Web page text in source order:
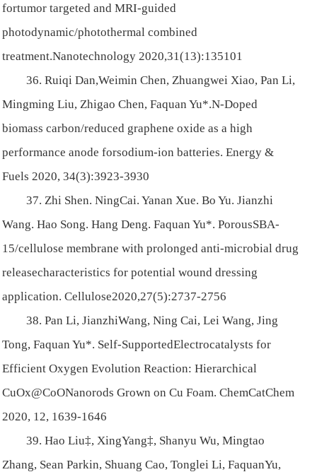
fortumor targeted and MRI-guided
photodynamic/photothermal combined
treatment.Nanotechnology 2020,31(13):135101
36. Ruiqi Dan,Weimin Chen, Zhuangwei Xiao, Pan Li,
Mingming Liu, Zhigao Chen, Faquan Yu*.N-Doped
biomass carbon/reduced graphene oxide as a high
performance anode forsodium-ion batteries. Energy &
Fuels 2020, 34(3):3923-3930
37. Zhi Shen. NingCai. Yanan Xue. Bo Yu. Jianzhi
Wang. Hao Song. Hang Deng. Faquan Yu*. PorousSBA-
15/cellulose membrane with prolonged anti-microbial drug
releasecharacteristics for potential wound dressing
application. Cellulose2020,27(5):2737-2756
38. Pan Li, JianzhiWang, Ning Cai, Lei Wang, Jing
Tong, Faquan Yu*. Self-SupportedElectrocatalysts for
Efficient Oxygen Evolution Reaction: Hierarchical
CuOx@CoONanorods Grown on Cu Foam. ChemCatChem
2020, 12, 1639-1646
39. Hao Liu‡, XingYang‡, Shanyu Wu, Mingtao
Zhang, Sean Parkin, Shuang Cao, Tonglei Li, FaquanYu,